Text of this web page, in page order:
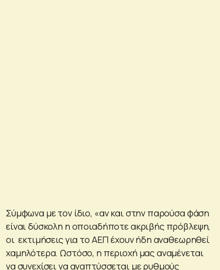
Σύμφωνα με τον ίδιο, «αν και στην παρούσα φάση
είναι δύσκολη η οποιαδήποτε ακριβής πρόβλεψη,
οι εκτιμήσεις για το ΑΕΠ έχουν ήδη αναθεωρηθεί
χαμηλότερα. Ωστόσο, η περιοχή μας αναμένεται
να συνεχίσει να αναπτύσσεται με ρυθμούς